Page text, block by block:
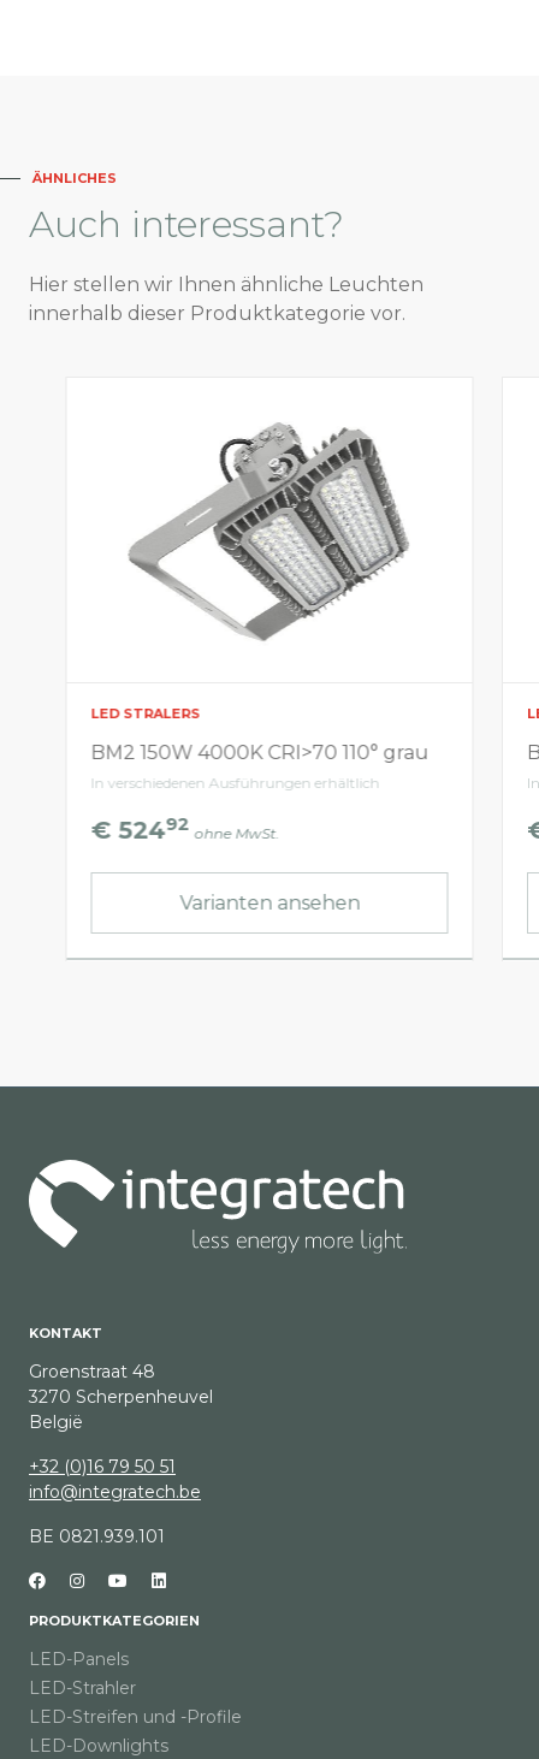
ÄHNLICHES
Auch interessant?
Hier stellen wir Ihnen ähnliche Leuchten
innerhalb dieser Produktkategorie vor.
LED STRALERS
BM2 150W 4000K CRI>70 110° grau
In verschiedenen Ausführungen erhältlich
€ 52492 ohne MwSt.
Varianten ansehen
KONTAKT
Groenstraat 48
3270 Scherpenheuvel
België
+32 (0)16 79 50 51
info@integratech.be
BE 0821.939.101
PRODUKTKATEGORIEN
LED-Panels
LED-Strahler
LED-Streifen und -Profile
LED-Downlights